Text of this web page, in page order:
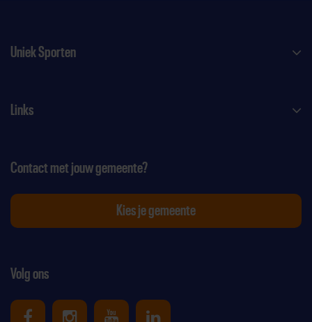
Uniek Sporten
Links
Volg ons
Contact met jouw gemeente?
Kies je gemeente